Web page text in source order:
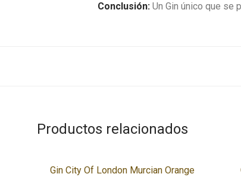
Conclusión: Un Gin único que se
Productos relacionados
Gin City Of London Murcian Orange